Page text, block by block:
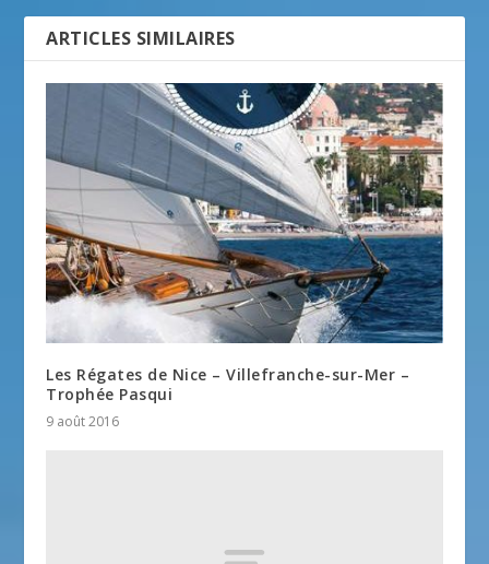
ARTICLES SIMILAIRES
Les Régates de Nice – Villefranche-sur-Mer –
Trophée Pasqui
9 août 2016